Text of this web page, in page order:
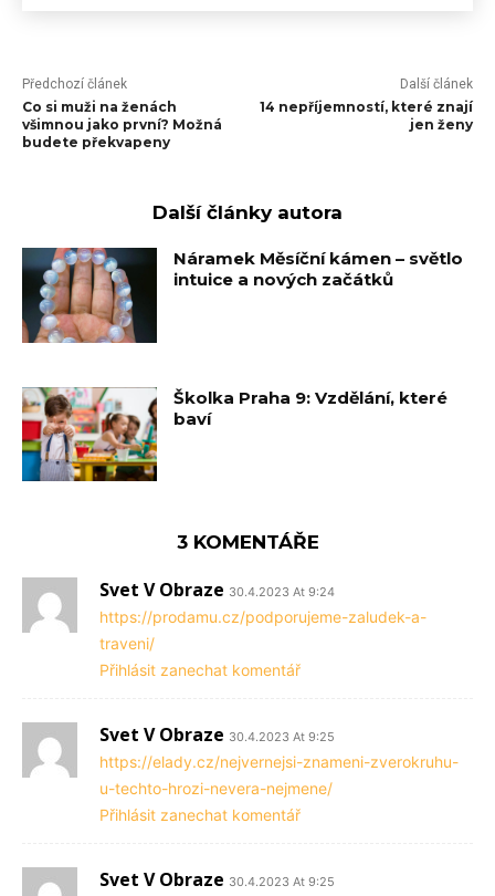
Předchozí článek
Co si muži na ženách
všimnou jako první? Možná
budete překvapeny
Další článek
14 nepříjemností, které znají
jen ženy
Další články autora
Náramek Měsíční kámen – světlo
intuice a nových začátků
Školka Praha 9: Vzdělání, které
baví
3 KOMENTÁŘE
Svet V Obraze 30.4.2023 At 9:24
https://prodamu.cz/podporujeme-zaludek-a-
traveni/
Přihlásit zanechat komentář
Svet V Obraze 30.4.2023 At 9:25
https://elady.cz/nejvernejsi-znameni-zverokruhu-
u-techto-hrozi-nevera-nejmene/
Přihlásit zanechat komentář
Svet V Obraze 30.4.2023 At 9:25